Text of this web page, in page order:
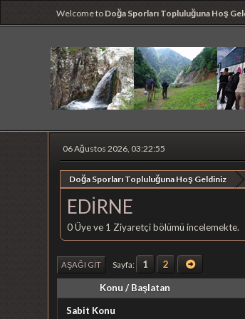
Welcome to Doğa Sporları Topluluğuna Hoş
06 Ağustos 2026, 03:22:55
Doğa Sporları Topluluğuna Hoş Geldiniz
EDİRNE
0 Üye ve 1 Ziyaretçi bölümü incelemekte.
AŞAĞI GIT Sayfa 1 2
Konu / Başlatan
Sabit Konu